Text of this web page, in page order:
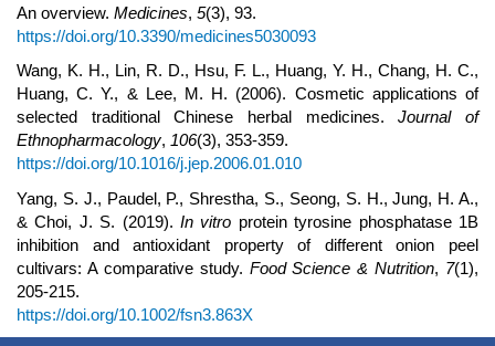
An overview. Medicines, 5(3), 93.
https://doi.org/10.3390/medicines5030093
Wang, K. H., Lin, R. D., Hsu, F. L., Huang, Y. H., Chang, H. C.,
Huang, C. Y., & Lee, M. H. (2006). Cosmetic applications of
selected traditional Chinese herbal medicines.Journal of
Ethnopharmacology, 106(3), 353-359.
https://doi.org/10.1016/j.jep.2006.01.010
Yang, S. J., Paudel, P., Shrestha, S., Seong, S. H., Jung, H. A.,
& Choi, J. S. (2019). In vitro protein tyrosine phosphatase 1B
inhibition and antioxidant property of different onion peel
cultivars: A comparative study. Food Science & Nutrition, 7(1),
205-215.
https://doi.org/10.1002/fsn3.863X